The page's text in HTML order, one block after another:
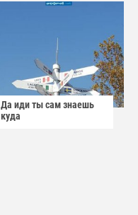
Да иди ты сам знаешь
куда